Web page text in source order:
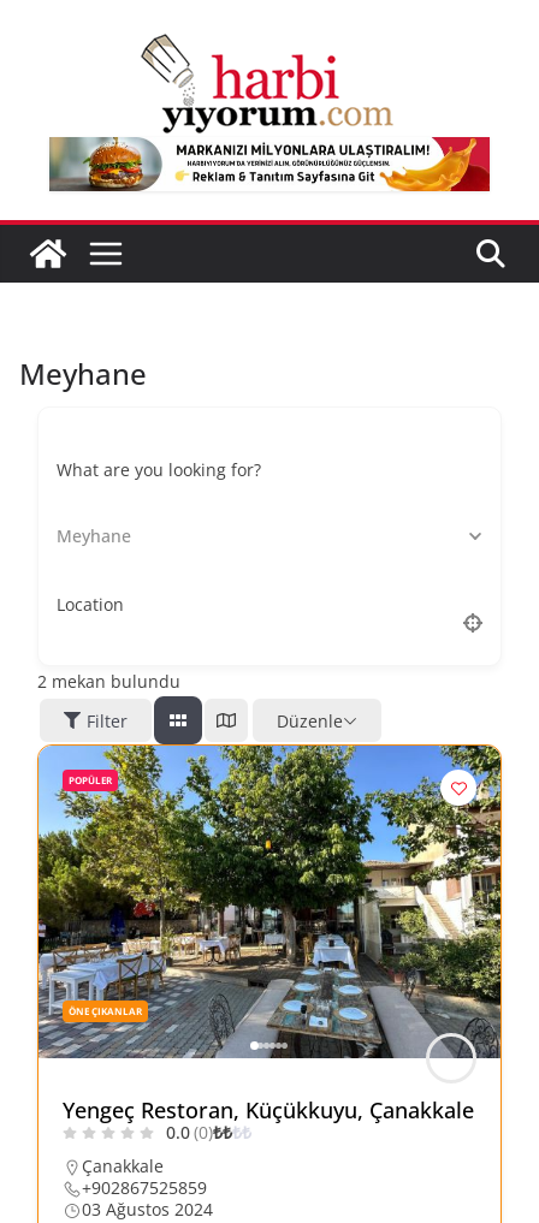
Meyhane
What are you looking for?
Meyhane
Location
2 mekan bulundu
Filter
Düzenle
POPÜLER
ÖNE ÇIKANLAR
Yengeç Restoran, Küçükkuyu, Çanakkale
0.0(0)₺₺₺₺
Çanakkale
+902867525859
03 Ağustos 2024